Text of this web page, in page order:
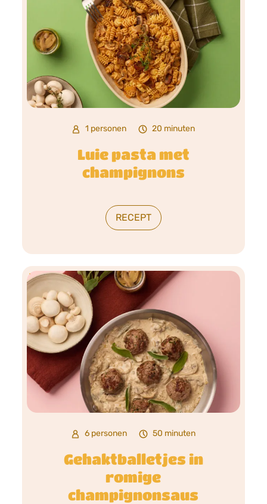
1 personen 20 minuten
Luie pasta met
champignons
RECEPT
6 personen 50 minuten
Gehaktballetjes in
romige
champignonsaus